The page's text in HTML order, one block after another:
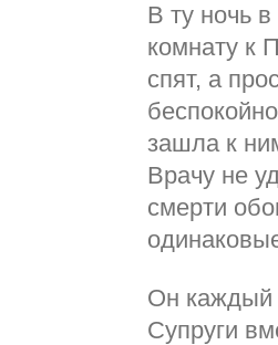
В ту ночь
комнату к
спят, а
зашла к
Врачу не
смерти
Он каждый
Супруги